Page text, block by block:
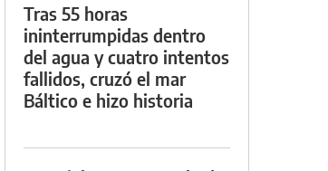
Tras 55 horas
ininterrumpidas dentro
del agua y cuatro intentos
fallidos, cruzó el mar
Báltico e hizo historia